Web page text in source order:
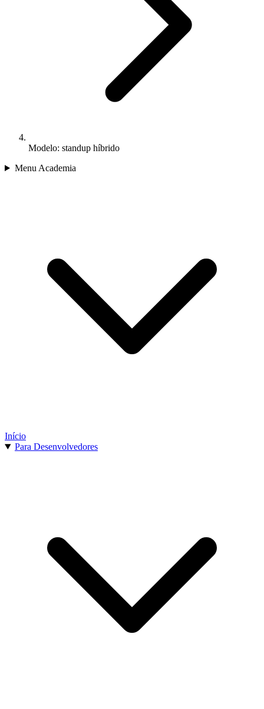
Modelo: standup híbrido
Menu Academia
Início
Para Desenvolvedores